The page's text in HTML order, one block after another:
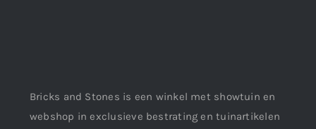
Bricks and Stones is een winkel met showtuin en
webshop in exclusieve bestrating en tuinartikelen